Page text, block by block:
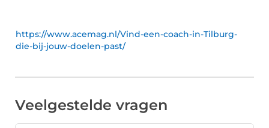
https://www.acemag.nl/Vind-een-coach-in-Tilburg-
die-bij-jouw-doelen-past/
Veelgestelde vragen